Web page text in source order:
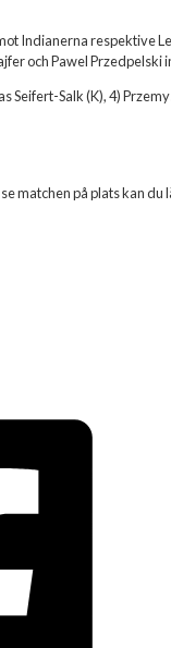
Indianerna respektive
och Pawel Przedpelski
Seifert-Salk (K), 4)
se matchen på plats kan